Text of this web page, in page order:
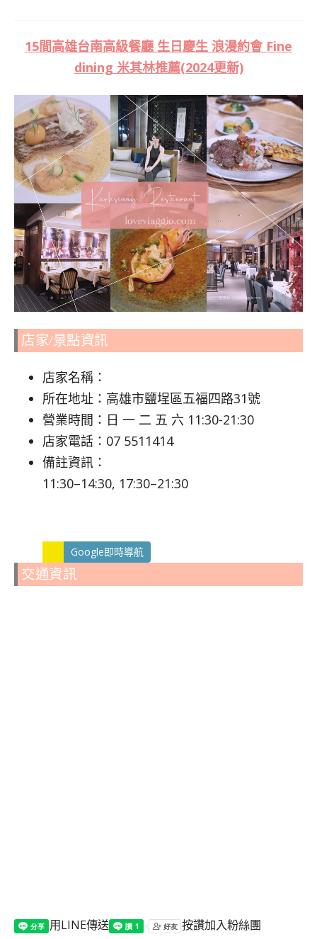
15間高雄台南高級餐廳 生日慶生 浪漫約會 Fine
dining 米其林推薦(2024更新)
店家/景點資訊
店家名稱：
所在地址：高雄市鹽埕區五福四路31號
營業時間：日 一 二 五 六 11:30-21:30
店家電話：07 5511414
備註資訊：
11:30–14:30, 17:30–21:30
Google即時導航
交通資訊
用LINE傳送 按讚加入粉絲團